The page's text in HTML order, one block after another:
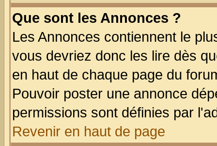
Que sont les Annonces ?
Les Annonces contiennent le
vous devriez donc les lire dès
en haut de chaque page du
Pouvoir poster une annonce
permissions sont définies par
Revenir en haut de page